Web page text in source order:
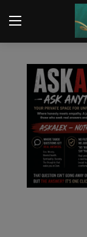
Login
Contact